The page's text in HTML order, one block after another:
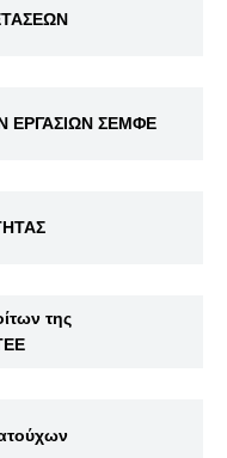
ΕΡΓΑΣΙΩΝ ΣΕΜΦΕ
της